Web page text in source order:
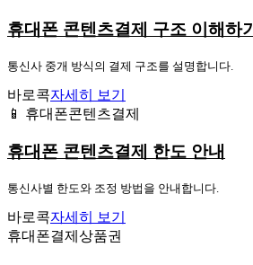
휴대폰 콘텐츠결제 구조 이해하기
통신사 중개 방식의 결제 구조를 설명합니다.
바로콕자세히 보기
📱 휴대폰콘텐츠결제
휴대폰 콘텐츠결제 한도 안내
통신사별 한도와 조정 방법을 안내합니다.
바로콕자세히 보기
휴대폰결제상품권